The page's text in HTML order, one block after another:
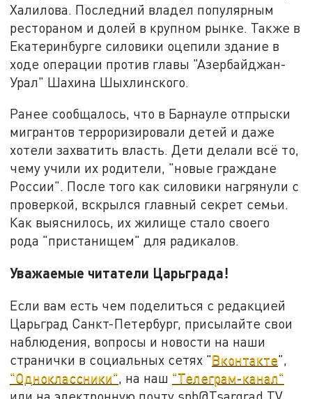
Халилова. Последний владел популярным
рестораном и долей в крупном рынке. Также в
Екатеринбурге силовики оцепили здание в
ходе операции против главы "Азербайджан-
Урал" Шахина Шыхлинского.
Ранее сообщалось, что в Барнауле отпрыски
мигрантов терроризировали детей и даже
хотели захватить власть. Дети делали всё то,
чему учили их родители, "новые граждане
России". После того как силовики нагрянули с
проверкой, вскрылся главный секрет семьи.
Как выяснилось, их жилище стало своего
рода "пристанищем" для радикалов.
Уважаемые читатели Царьграда!
Если вам есть чем поделиться с редакцией
Царьград Санкт-Петербург, присылайте свои
наблюдения, вопросы и новости на наши
странички в социальных сетях "Вконтакте",
"Одноклассники" , на наш "Телеграм-канал"
или на электронную почту spb@Tsargrad.TV